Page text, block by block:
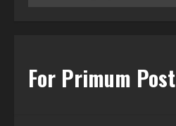
For Primum Post